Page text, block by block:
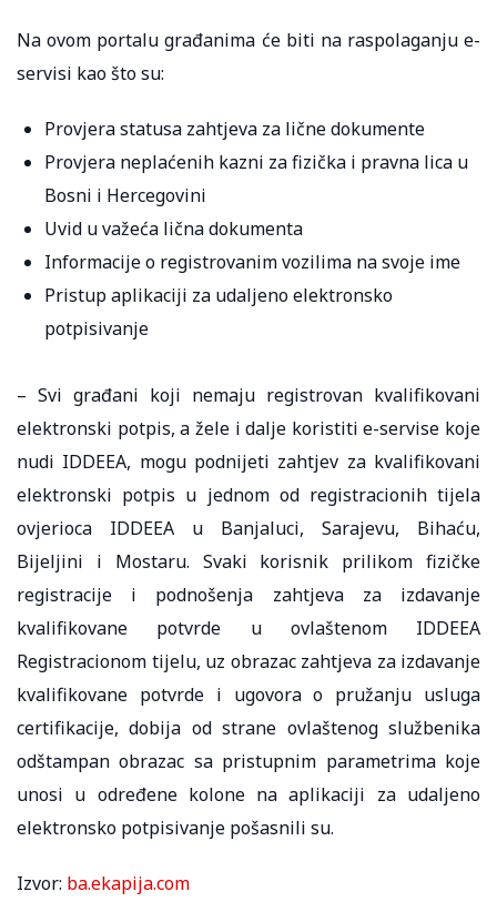
Na ovom portalu građanima će biti na raspolaganju e-
servisi kao što su:
Provjera statusa zahtjeva za lične dokumente
Provjera neplaćenih kazni za fizička i pravna lica u
Bosni i Hercegovini
Uvid u važeća lična dokumenta
Informacije o registrovanim vozilima na svoje ime
Pristup aplikaciji za udaljeno elektronsko
potpisivanje
– Svi građani koji nemaju registrovan kvalifikovani
elektronski potpis, a žele i dalje koristiti e-servise koje
nudi IDDEEA, mogu podnijeti zahtjev za kvalifikovani
elektronski potpis u jednom od registracionih tijela
ovjerioca IDDEEA u Banjaluci, Sarajevu, Bihaću,
Bijeljini i Mostaru. Svaki korisnik prilikom fizičke
registracije i podnošenja zahtjeva za izdavanje
kvalifikovane potvrde u ovlaštenom IDDEEA
Registracionom tijelu, uz obrazac zahtjeva za izdavanje
kvalifikovane potvrde i ugovora o pružanju usluga
certifikacije, dobija od strane ovlaštenog službenika
odštampan obrazac sa pristupnim parametrima koje
unosi u određene kolone na aplikaciji za udaljeno
elektronsko potpisivanje pošasnili su.
Izvor: ba.ekapija.com